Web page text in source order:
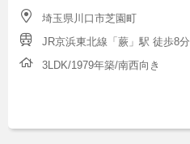
埼玉県川口市芝園町
JR京浜東北線「蕨」駅 徒歩8分
3LDK/1979年築/南西向き